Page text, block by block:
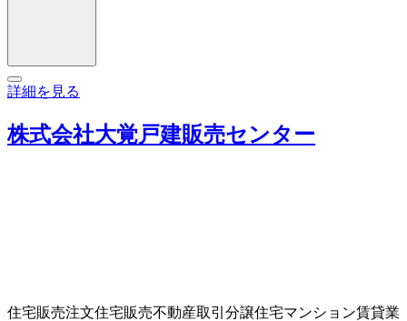
詳細を見る
株式会社大覚戸建販売センター
住宅販売注文住宅販売不動産取引 分譲住宅マンション賃貸業